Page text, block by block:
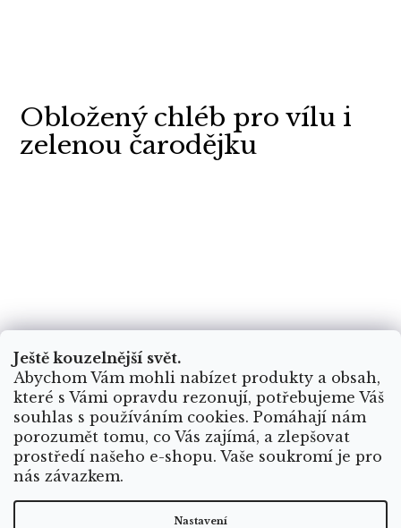
Ještě kouzelnější svět.
Abychom Vám mohli nabízet produkty a obsah,
které s Vámi opravdu rezonují, potřebujeme Váš
souhlas s používáním cookies. Pomáhají nám
porozumět tomu, co Vás zajímá, a zlepšovat
prostředí našeho e-shopu. Vaše soukromí je pro
nás závazkem.
Nastavení
Obložený chléb pro vílu i
zelenou čarodějku